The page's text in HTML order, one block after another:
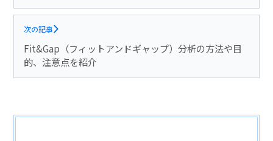
次の記事
Fit&Gap（フィットアンドギャップ）分析の方法や目
的、注意点を紹介